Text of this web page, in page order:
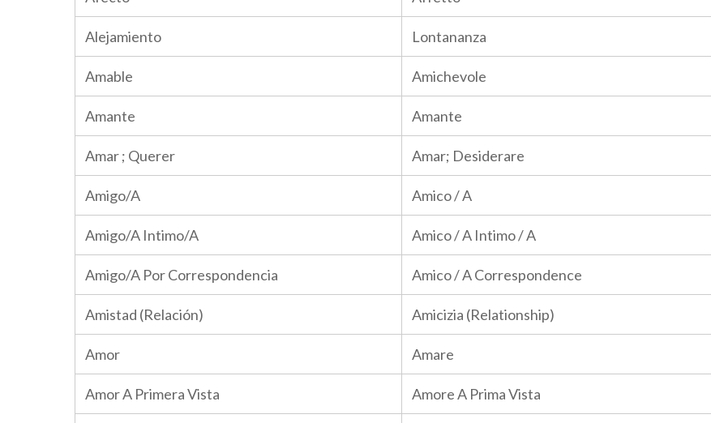
Alejamiento Lontananza
Amable Amichevole
Amante Amante
Amar ; Querer Amar; Desiderare
Amigo/A Amico / A
Amigo/A Intimo/A Amico / A Intimo / A
Amigo/A Por Correspondencia Amico / A Correspondence
Amistad (Relación) Amicizia (Relationship)
Amor Amare
Amor A Primera Vista Amore A Prima Vista